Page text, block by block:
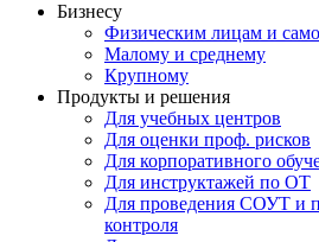
Бизнесу
Физическим лицам и
Малому и среднему
Крупному
Продукты и решения
Для учебных центров
Для оценки проф. рисков
Для корпоративного
Для инструктажей по ОТ
Для проведения СОУТ и
контроля